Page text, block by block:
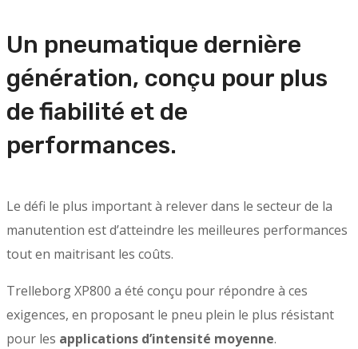
Un pneumatique dernière
génération, conçu pour plus
de fiabilité et de
performances.
Le défi le plus important à relever dans le secteur de la
manutention est d’atteindre les meilleures performances
tout en maitrisant les coûts.
Trelleborg XP800 a été conçu pour répondre à ces
exigences, en proposant le pneu plein le plus résistant
pour les applications d’intensité moyenne.